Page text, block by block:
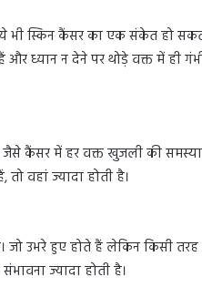
भी स्किन कैंसर का एक संकेत हो
ध्यान न देने पर थोड़े वक्त में ही
जैसे कैंसर में हर वक्त खुजली की
वहां ज्यादा होती है।
उभरे हुए होते हैं लेकिन किसी तरह
ज्यादा होती है।